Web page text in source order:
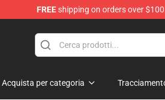
FREEshipping on orders over $100
Acquista per categoria